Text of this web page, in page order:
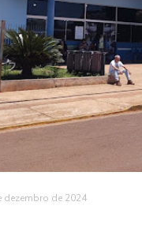
dezembro de 2024